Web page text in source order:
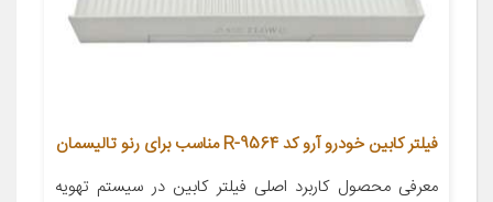
فیلتر کابین خودرو آرو کد R-9564 مناسب برای رنو تالیسمان
معرفی محصول کاربرد اصلی فیلتر کابین در سیستم تهویه